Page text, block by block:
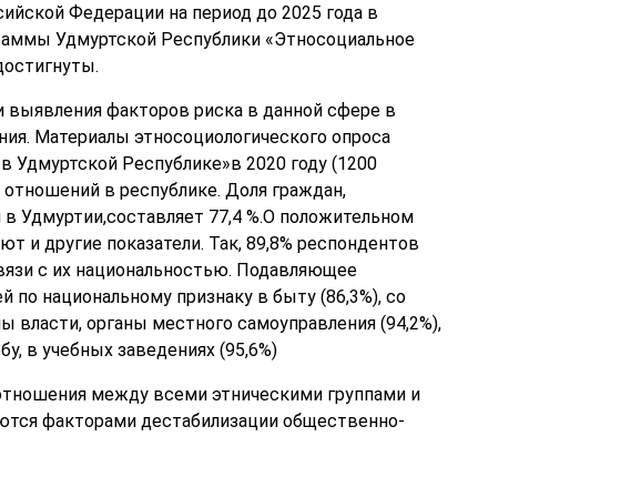
Федерации на период до 2025 года в
Удмуртской Республики «Этносоциальное
выявления факторов риска в данной сфере в
Материалы этносоциологического опроса
Удмуртской Республике»в 2020 году (1200
в республике. Доля граждан,
77,4 %.О положительном
и другие показатели. Так, 89,8% респондентов
с их национальностью. Подавляющее
национальному признаку в быту (86,3%), со
власти, органы местного самоуправления (94,2%),
в учебных заведениях (95,6%)
между всеми этническими группами и
факторами дестабилизации общественно-